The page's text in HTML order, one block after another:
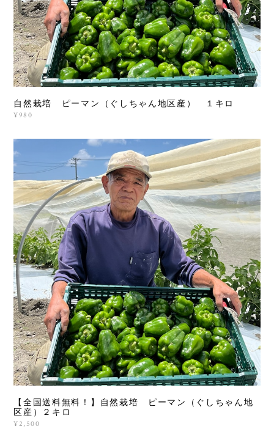
自然栽培 ピーマン（ぐしちゃん地区産） １キロ
¥980
【全国送料無料！】自然栽培 ピーマン（ぐしちゃん地
区産）２キロ
¥2,500